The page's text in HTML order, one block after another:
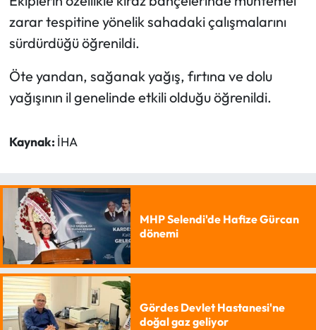
zarar tespitine yönelik sahadaki çalışmalarını
sürdürdüğü öğrenildi.
Öte yandan, sağanak yağış, fırtına ve dolu
yağışının il genelinde etkili olduğu öğrenildi.
Kaynak: İHA
MHP Selendi'de Hafize Gürcan
dönemi
Gördes Devlet Hastanesi'ne
doğal gaz geliyor